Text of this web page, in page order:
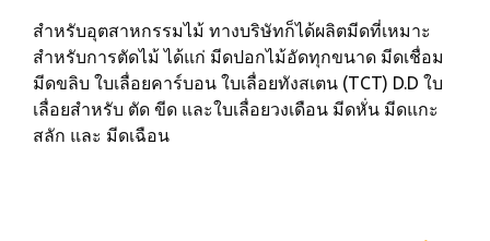
สำหรับอุตสาหกรรมไม้ ทางบริษัทก็ได้ผลิตมีดที่เหมาะ
สำหรับการตัดไม้ ได้แก่ มีดปอกไม้อัดทุกขนาด มีดเชื่อม
มีดขลิบ ใบเลื่อยคาร์บอน ใบเลื่อยทังสเตน (TCT) D.D ใบ
เลื่อยสำหรับ ตัด ขีด และใบเลื่อยวงเดือน มีดหั่น มีดแกะ
สลัก และ มีดเฉือน